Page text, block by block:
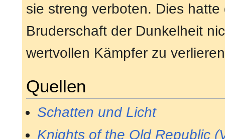
sie streng verboten. Dies
Bruderschaft der Dunkelheit
wertvollen Kämpfer zu
Quellen
Schatten und Licht
Knights of the Old Republic